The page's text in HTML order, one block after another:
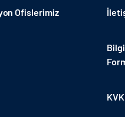
Ofislerimiz